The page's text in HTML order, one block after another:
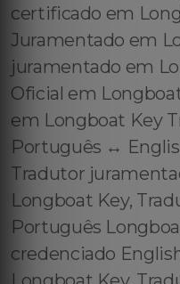
certificado em
Juramentado em
juramentado em
Oficial em
em Longboat Key
Português ↔️
Tradutor
Longboat Key,
Português
credenciado